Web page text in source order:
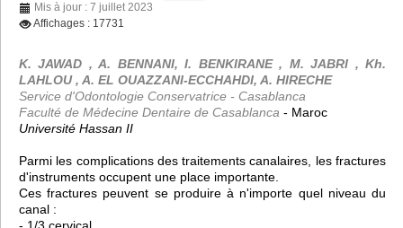
Mis à jour : 7 juillet 2023
Affichages : 17731
K. JAWAD , A. BENNANI, I. BENKIRANE , M. JABRI , Kh.
LAHLOU , A. EL OUAZZANI-ECCHAHDI, A. HIRECHE
Service d'Odontologie Conservatrice - Casablanca
Faculté de Médecine Dentaire de Casablanca - Maroc
Université Hassan II
Parmi les complications des traitements canalaires, les fractures
d'instruments occupent une place importante.
Ces fractures peuvent se produire à n'importe quel niveau du
canal :